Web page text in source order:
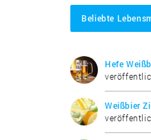
Beliebte
Hefe
Weißbier